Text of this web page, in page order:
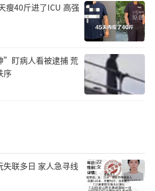
瘦40斤进了ICU 高强
盯病人看被逮捕 荒
序
联多日 家人急寻线